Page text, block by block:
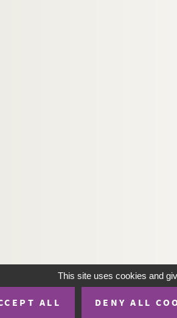
This site uses cookies and
ALL DENY ALL